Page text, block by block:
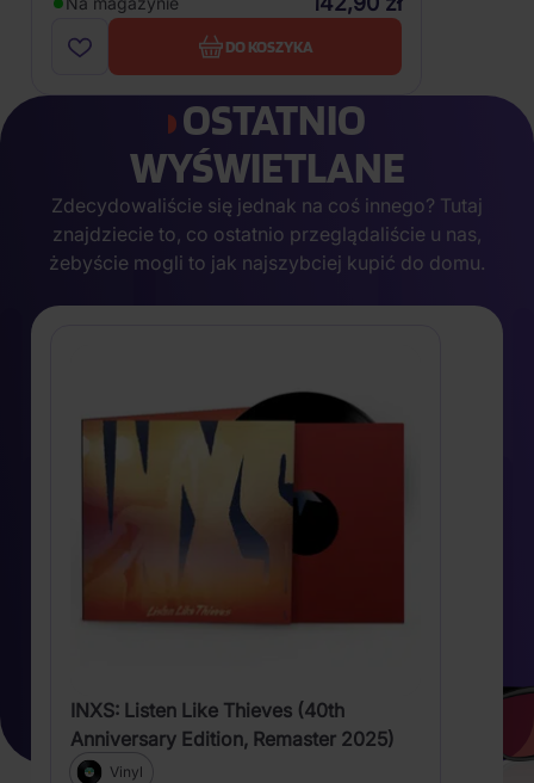
DO KOSZYKA
OSTATNIO
WYŚWIETLANE
Zdecydowaliście się jednak na coś innego? Tutaj
znajdziecie to, co ostatnio przeglądaliście u nas,
żebyście mogli to jak najszybciej kupić do domu.
INXS: Listen Like Thieves (40th
Anniversary Edition, Remaster 2025)
Vinyl